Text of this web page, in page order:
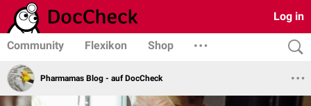
Log in
Community Flexikon Shop
Pharmamas Blog - auf DocCheck